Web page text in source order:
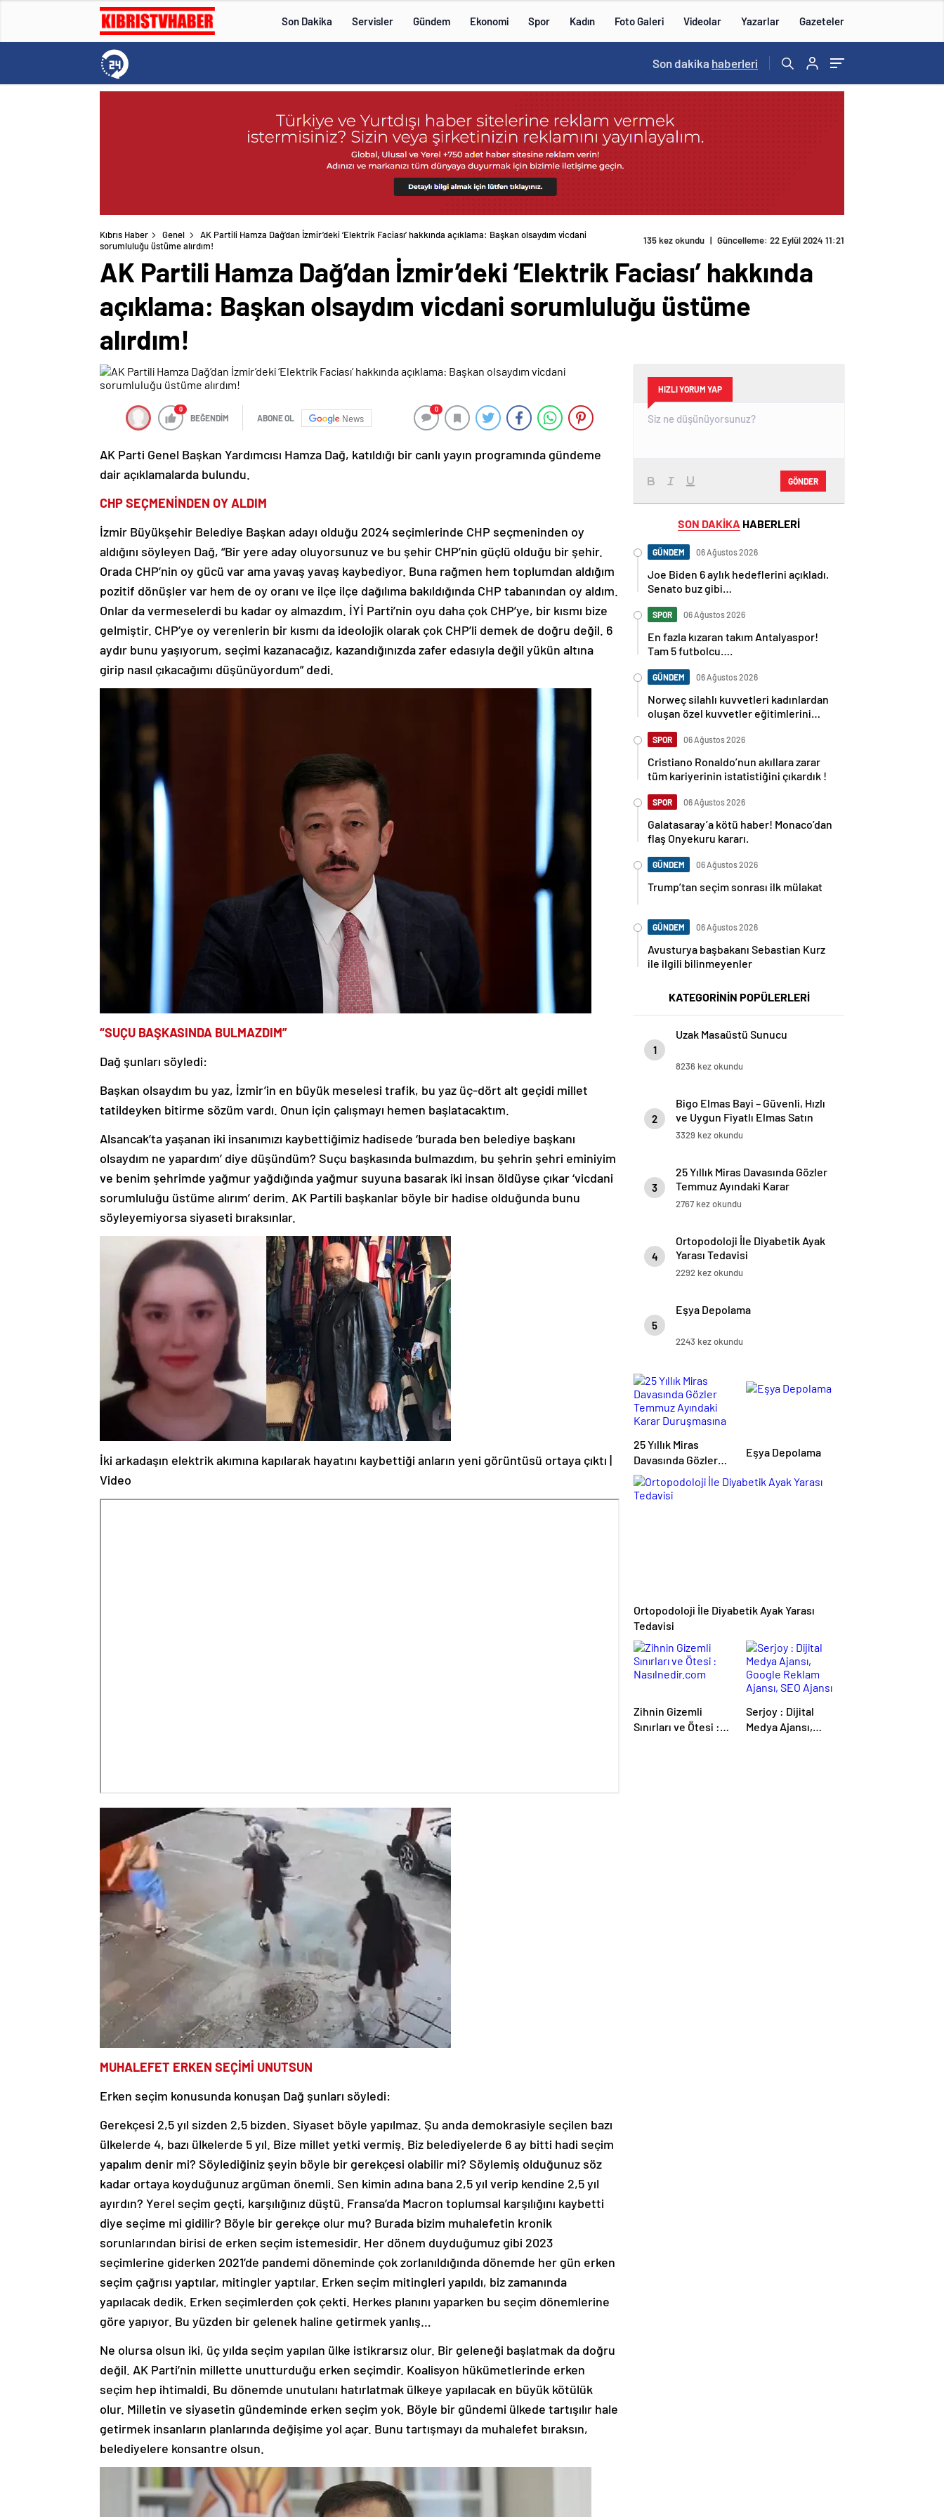
Son Dakika Servisler Gündem Ekonomi Spor Kadın Foto Galeri Videolar Yazarlar Gazeteler
Son dakika haberleri
Kıbrıs Haber Genel
AK Partili Hamza Dağ’dan İzmir’deki ‘Elektrik Faciası’ hakkında açıklama: Başkan olsaydım vicdani
sorumluluğu üstüme alırdım!
135 kez okundu | Güncelleme: 22 Eylül 2024 11:21
AK Partili Hamza Dağ’dan İzmir’deki ‘Elektrik Faciası’ hakkında
açıklama: Başkan olsaydım vicdani sorumluluğu üstüme
alırdım!
0
BEĞENDİM ABONE OL News
0
AK Parti Genel Başkan Yardımcısı Hamza Dağ, katıldığı bir canlı yayın programında gündeme
dair açıklamalarda bulundu.
CHP SEÇMENİNDEN OY ALDIM
İzmir Büyükşehir Belediye Başkan adayı olduğu 2024 seçimlerinde CHP seçmeninden oy
aldığını söyleyen Dağ, “Bir yere aday oluyorsunuz ve bu şehir CHP’nin güçlü olduğu bir şehir.
Orada CHP’nin oy gücü var ama yavaş yavaş kaybediyor. Buna rağmen hem toplumdan aldığım
pozitif dönüşler var hem de oy oranı ve ilçe ilçe dağılıma bakıldığında CHP tabanından oy aldım.
Onlar da vermeselerdi bu kadar oy almazdım. İYİ Parti’nin oyu daha çok CHP’ye, bir kısmı bize
gelmiştir. CHP’ye oy verenlerin bir kısmı da ideolojik olarak çok CHP’li demek de doğru değil. 6
aydır bunu yaşıyorum, seçimi kazanacağız, kazandığınızda zafer edasıyla değil yükün altına
girip nasıl çıkacağımı düşünüyordum” dedi.
“SUÇU BAŞKASINDA BULMAZDIM”
Dağ şunları söyledi:
Başkan olsaydım bu yaz, İzmir’in en büyük meselesi trafik, bu yaz üç-dört alt geçidi millet
tatildeyken bitirme sözüm vardı. Onun için çalışmayı hemen başlatacaktım.
Alsancak’ta yaşanan iki insanımızı kaybettiğimiz hadisede ‘burada ben belediye başkanı
olsaydım ne yapardım’ diye düşündüm? Suçu başkasında bulmazdım, bu şehrin şehri eminiyim
ve benim şehrimde yağmur yağdığında yağmur suyuna basarak iki insan öldüyse çıkar ‘vicdani
sorumluluğu üstüme alırım’ derim. AK Partili başkanlar böyle bir hadise olduğunda bunu
söyleyemiyorsa siyaseti bıraksınlar.
İki arkadaşın elektrik akımına kapılarak hayatını kaybettiği anların yeni görüntüsü ortaya çıktı |
Video
MUHALEFET ERKEN SEÇİMİ UNUTSUN
Erken seçim konusunda konuşan Dağ şunları söyledi:
Gerekçesi 2,5 yıl sizden 2,5 bizden. Siyaset böyle yapılmaz. Şu anda demokrasiyle seçilen bazı
ülkelerde 4, bazı ülkelerde 5 yıl. Bize millet yetki vermiş. Biz belediyelerde 6 ay bitti hadi seçim
yapalım denir mi? Söylediğiniz şeyin böyle bir gerekçesi olabilir mi? Söylemiş olduğunuz söz
kadar ortaya koyduğunuz argüman önemli. Sen kimin adına bana 2,5 yıl verip kendine 2,5 yıl
ayırdın? Yerel seçim geçti, karşılığınız düştü. Fransa’da Macron toplumsal karşılığını kaybetti
diye seçime mi gidilir? Böyle bir gerekçe olur mu? Burada bizim muhalefetin kronik
sorunlarından birisi de erken seçim istemesidir. Her dönem duyduğumuz gibi 2023
seçimlerine giderken 2021’de pandemi döneminde çok zorlanıldığında dönemde her gün erken
seçim çağrısı yaptılar, mitingler yaptılar. Erken seçim mitingleri yapıldı, biz zamanında
yapılacak dedik. Erken seçimlerden çok çekti. Herkes planını yaparken bu seçim dönemlerine
göre yapıyor. Bu yüzden bir gelenek haline getirmek yanlış…
Ne olursa olsun iki, üç yılda seçim yapılan ülke istikrarsız olur. Bir geleneği başlatmak da doğru
değil. AK Parti’nin millette unutturduğu erken seçimdir. Koalisyon hükümetlerinde erken
seçim hep ihtimaldi. Bu dönemde unutulanı hatırlatmak ülkeye yapılacak en büyük kötülük
olur. Milletin ve siyasetin gündeminde erken seçim yok. Böyle bir gündemi ülkede tartışılır hale
getirmek insanların planlarında değişime yol açar. Bunu tartışmayı da muhalefet bıraksın,
belediyelere konsantre olsun.
HIZLI YORUM YAP
GÖNDER
SON DAKİKA HABERLERİ
GÜNDEM 06 Ağustos 2026
Joe Biden 6 aylık hedeflerini açıkladı.
Senato buz gibi…
SPOR 06 Ağustos 2026
En fazla kızaran takım Antalyaspor!
Tam 5 futbolcu….
GÜNDEM 06 Ağustos 2026
Norweç silahlı kuvvetleri kadınlardan
oluşan özel kuvvetler eğitimlerini
SPOR 06 Ağustos 2026
Cristiano Ronaldo’nun akıllara zarar
tüm kariyerinin istatistiğini çıkardık !
SPOR 06 Ağustos 2026
Galatasaray’a kötü haber! Monaco’dan
flaş Onyekuru kararı.
GÜNDEM 06 Ağustos 2026
Trump’tan seçim sonrası ilk mülakat
GÜNDEM 06 Ağustos 2026
Avusturya başbakanı Sebastian Kurz
ile ilgili bilinmeyenler
KATEGORİNİN POPÜLERLERİ
1
Uzak Masaüstü Sunucu
8236 kez okundu
2
Bigo Elmas Bayi – Güvenli, Hızlı
ve Uygun Fiyatlı Elmas Satın
Almanın Yeni Adresi
3329 kez okundu
3
25 Yıllık Miras Davasında Gözler
Temmuz Ayındaki Karar
Duruşmasına Çevrildi
2767 kez okundu
4
Ortopodoloji İle Diyabetik Ayak
Yarası Tedavisi
2292 kez okundu
5
Eşya Depolama
2243 kez okundu
25 Yıllık Miras
Davasında Gözler
Temmuz Ayındaki
Karar Duruşmasına
Eşya Depolama
Ortopodoloji İle Diyabetik Ayak Yarası
Tedavisi
Zihnin Gizemli
Sınırları ve Ötesi :
Serjoy : Dijital
Medya Ajansı,